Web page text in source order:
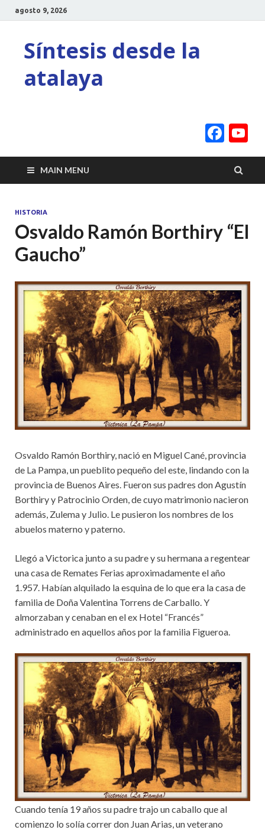
agosto 9, 2026
Síntesis desde la
atalaya
MAIN MENU
HISTORIA
Osvaldo Ramón Borthiry “El
Gaucho”
Osvaldo Ramón Borthiry, nació en Miguel Cané, provincia
de La Pampa, un pueblito pequeño del este, lindando con la
provincia de Buenos Aires. Fueron sus padres don Agustín
Borthiry y Patrocinio Orden, de cuyo matrimonio nacieron
además, Zulema y Julio. Le pusieron los nombres de los
abuelos materno y paterno.
Llegó a Victorica junto a su padre y su hermana a regentear
una casa de Remates Ferias aproximadamente el año
1.957. Habían alquilado la esquina de lo que era la casa de
familia de Doña Valentina Torrens de Carballo. Y
almorzaban y cenaban en el ex Hotel “Francés”
administrado en aquellos años por la familia Figueroa.
Cuando tenía 19 años su padre trajo un caballo que al
comienzo lo solía correr don Juan Arias, un veterano